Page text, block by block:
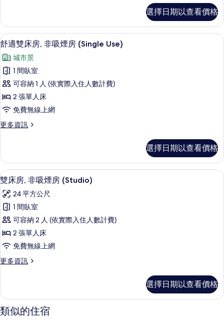
煙
房
(Single
Use)
的
所
有
相
片
雙
人
房,
吸
煙
房
(Single
Use)
的
詳
情
選擇日期以查看價格
顯
示
舒
適
雙
床
非
煙
房
(Single
Use)
的
所
有
相
片
6
舒適雙床房, 非吸煙房 (Single Use)
城市景
1 間臥室
可容納 1 人 (依實際入住人數計費)
2 張單人床
免費無線上網
更多資訊
更
雙
床
房,
吸
煙
房
(Single
Use)
的
詳
情
選擇日期以查看價格
顯
示
雙
床
房,
非
煙
(Studio)
的
所
雙床房, 非吸煙房 (Studio) | 高級寢具
1
雙床房, 非吸煙房 (Studio)
24 平方公尺
1 間臥室
可容納 2 人 (依實際入住人數計費)
2 張單人床
免費無線上網
更多資訊
更
房,
非
吸
選擇日期以查看價格
類似的住宿